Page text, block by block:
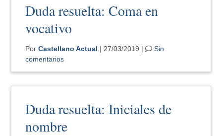
Duda resuelta: Coma en
vocativo
PorCastellano Actual | 27/03/2019 |
Sin
comentarios
Duda resuelta: Iniciales de
nombre